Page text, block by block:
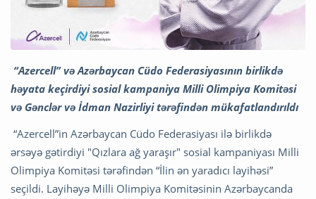
“Azercell” və Azərbaycan Cüdo Federasiyasının birlikdə
həyata keçirdiyi sosial kampaniya Milli Olimpiya Komitəsi
və Gənclər və İdman Nazirliyi tərəfindən mükafatlandırıldı
“Azercell”in Azərbaycan Cüdo Federasiyası ilə birlikdə
ərsəyə gətirdiyi "Qızlara ağ yaraşır" sosial kampaniyası Milli
Olimpiya Komitəsi tərəfindən “İlin ən yaradıcı layihəsi”
seçildi. Layihəyə Milli Olimpiya Komitəsinin Azərbaycanda